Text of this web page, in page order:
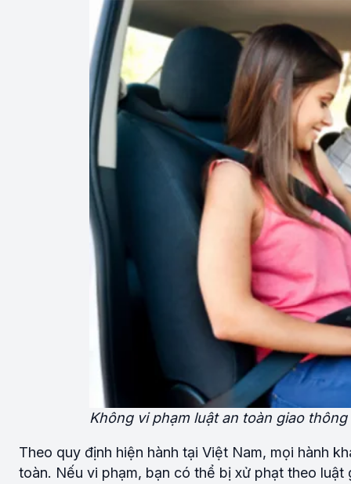
Không vi phạm luật an toàn giao thông
Theo quy định hiện hành tại Việt Nam, mọi hành
toàn. Nếu vi phạm, bạn có thể bị xử phạt theo